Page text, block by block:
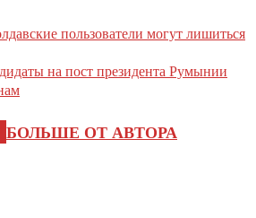
пользователи могут лишиться
на пост президента Румынии
БОЛЬШЕ ОТ АВТОРА